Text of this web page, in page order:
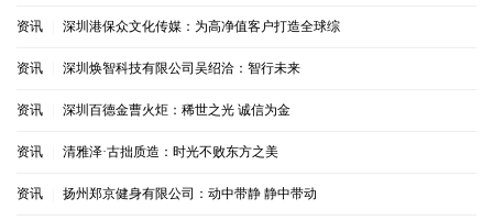
资讯 深圳港保众文化传媒：为高净值客户打造全球综
资讯 深圳焕智科技有限公司吴绍洽：智行未来
资讯 深圳百德金曹火炬：稀世之光 诚信为金
资讯 清雅泽·古拙质造：时光不败东方之美
资讯 扬州郑京健身有限公司：动中带静 静中带动